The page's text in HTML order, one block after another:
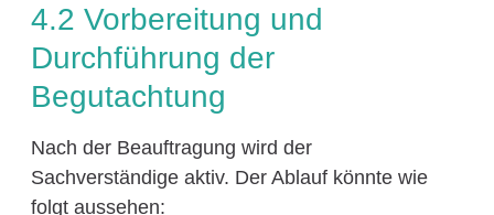
4.2 Vorbereitung und
Durchführung der
Begutachtung
Nach der Beauftragung wird der
Sachverständige aktiv. Der Ablauf könnte wie
folgt aussehen: